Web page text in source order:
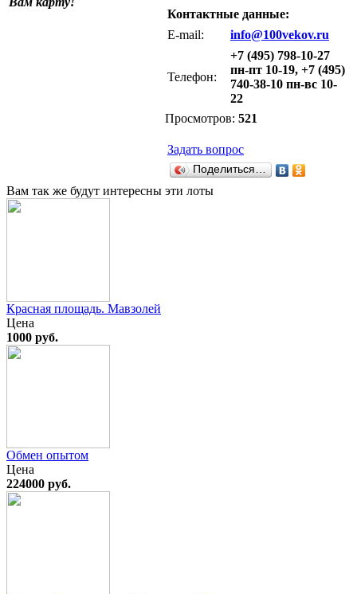
Контактные данные:
E-mail:
info@100vekov.ru
Телефон:
+7 (495) 798-10-27
пн-пт 10-19, +7 (495)
740-38-10 пн-вс 10-
22
Просмотров: 521
Задать вопрос
Поделиться…
Вам так же будут интересны эти лоты
Красная площадь. Мавзолей
Цена
1000 руб.
Обмен опытом
Цена
224000 руб.